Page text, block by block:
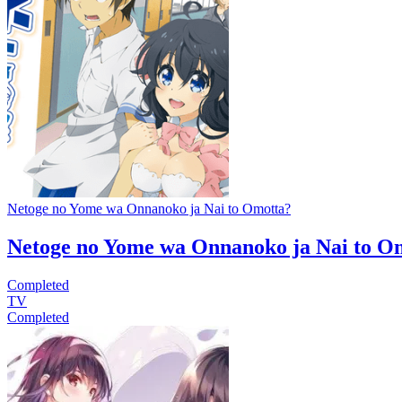
Netoge no Yome wa Onnanoko ja Nai to Omotta?
Netoge no Yome wa Onnanoko ja Nai to
Completed
TV
Completed